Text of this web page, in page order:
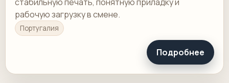
рабочую загрузку в смене.
Португалия
Подробнее